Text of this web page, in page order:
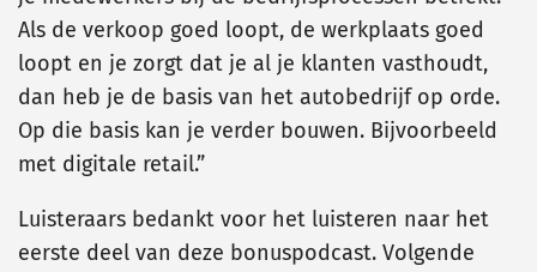
Als de verkoop goed loopt, de werkplaats goed
loopt en je zorgt dat je al je klanten vasthoudt,
dan heb je de basis van het autobedrijf op orde.
Op die basis kan je verder bouwen. Bijvoorbeeld
met digitale retail.”
Luisteraars bedankt voor het luisteren naar het
eerste deel van deze bonuspodcast. Volgende